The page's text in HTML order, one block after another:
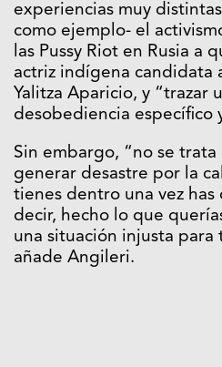
experiencias muy
como ejemplo- el
las Pussy Riot en Rusia a
actriz indígena candidata
Yalitza Aparicio, y “trazar
desobediencia específico
Sin embargo, “no se
generar desastre por la
tienes dentro una vez
decir, hecho lo que
una situación injusta para
añade Angileri.